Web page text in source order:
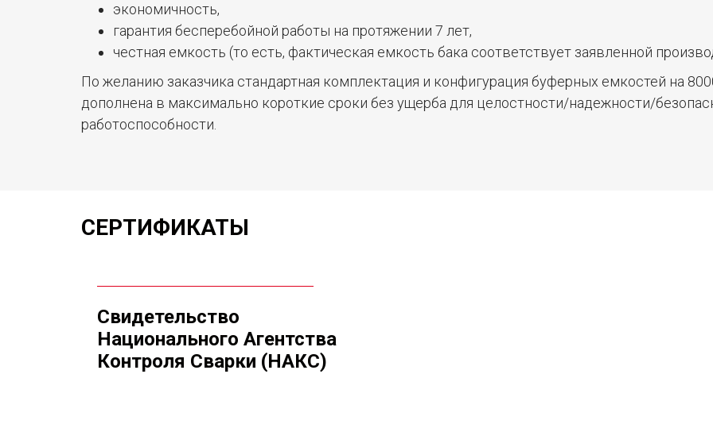
экономичность,
гарантия бесперебойной работы на протяжении 7 лет,
честная емкость (то есть, фактическая емкость бака соответствует заявленной
По желанию заказчика стандартная комплектация и конфигурация буферных емкостей на
дополнена в максимально короткие сроки без ущерба для целостности/надежности/
работоспособности.
СЕРТИФИКАТЫ
Свидетельство
Национального Агентства
Контроля Сварки (НАКС)